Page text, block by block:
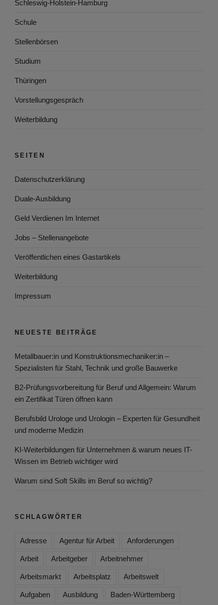
Schleswig-Holstein-Hamburg
Schule
Stellenbörsen
Studium
Thüringen
Vorstellungsgespräch
Weiterbildung
SEITEN
Datenschutzerklärung
Duale-Ausbildung
Geld Verdienen Im Internet
Jobs – Stellenangebote
Veröffentlichen eines Gastartikels
Weiterbildung
Impressum
NEUESTE BEITRÄGE
Metallbauer:in und Konstruktionsmechaniker:in –
Spezialisten für Stahl, Technik und große Bauwerke
B2-Prüfungsvorbereitung für Beruf und Allgemein: Warum
ein Zertifikat Türen öffnen kann
Berufsbild Urologe und Urologin – Experten für Gesundheit
und moderne Medizin
KI-Weiterbildungen für Unternehmen & warum neues IT-
Wissen im Betrieb wichtiger wird
Warum sind Soft Skills im Beruf so wichtig?
SCHLAGWÖRTER
Adresse Agentur für Arbeit Anforderungen
Arbeit Arbeitgeber Arbeitnehmer
Arbeitsmarkt Arbeitsplatz Arbeitswelt
Aufgaben Ausbildung Baden-Württemberg